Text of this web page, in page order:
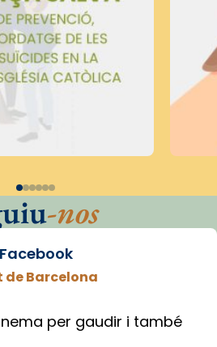
-nos
Facebook
Barcelona
per gaudir i també